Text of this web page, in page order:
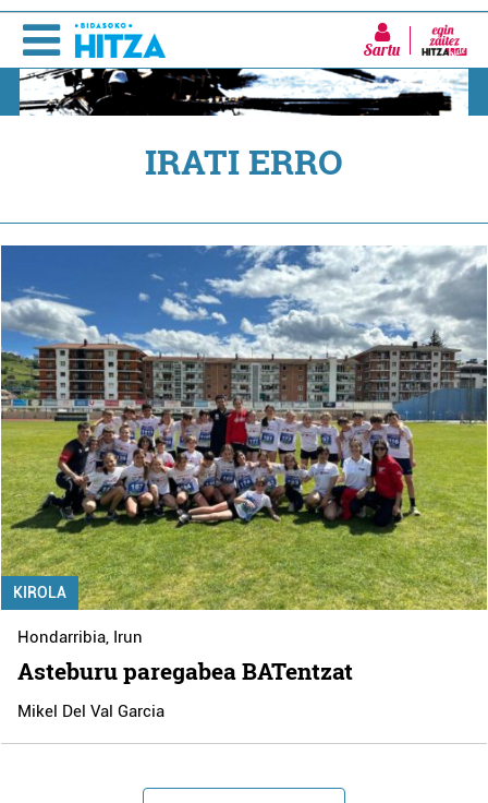
Sartu
IRATI ERRO
KIROLA
Hondarribia, Irun
Asteburu paregabea BATentzat
Mikel Del Val Garcia